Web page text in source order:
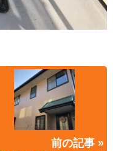
前の記事 »